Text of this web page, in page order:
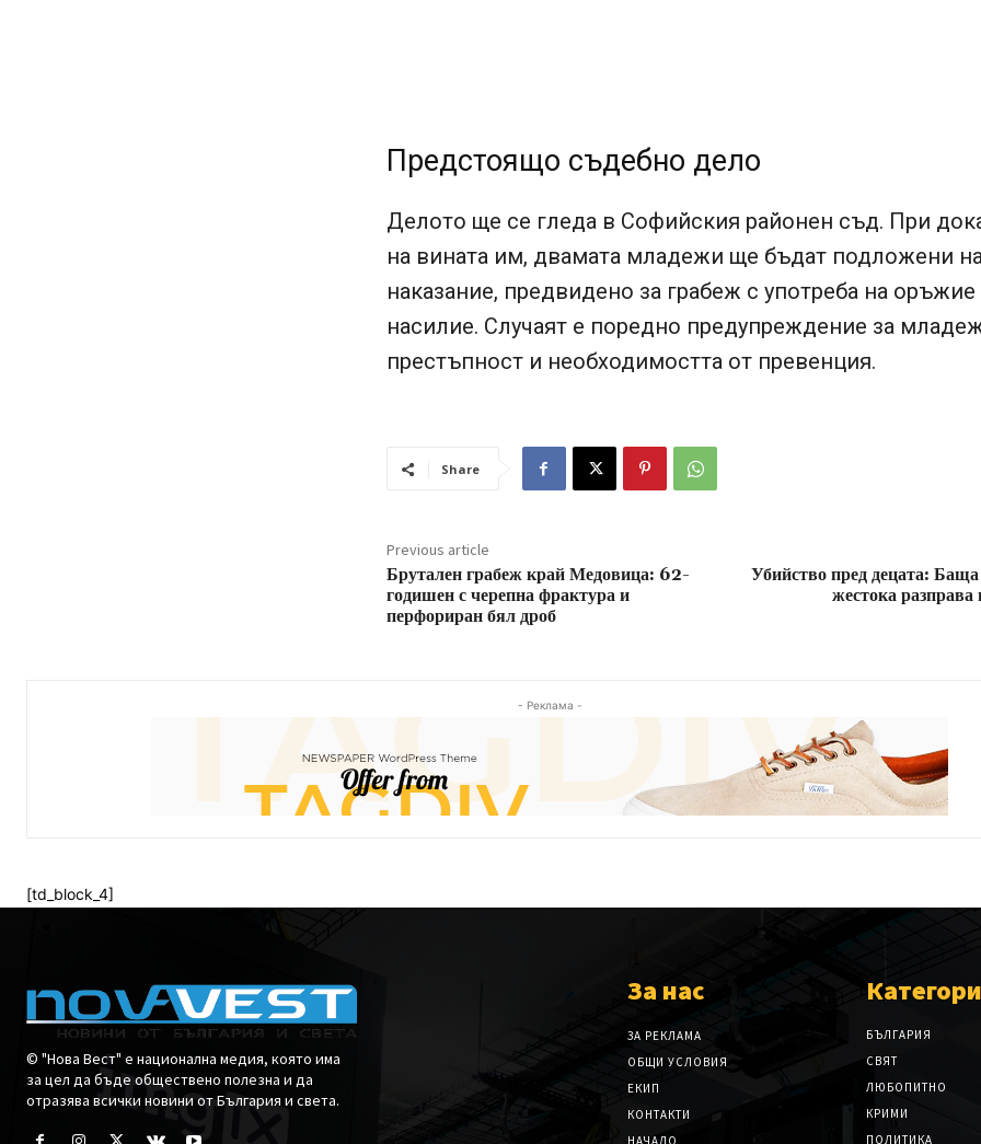
Предстоящо съдебно дело
Делото ще се гледа в Софийския районен съд. При
на вината им, двамата младежи ще бъдат подложени
наказание, предвидено за грабеж с употреба на оръжие
насилие. Случаят е поредно предупреждение за
престъпност и необходимостта от превенция.
Share
Previous article
Брутален грабеж край Медовица: 62-
годишен с черепна фрактура и
перфориран бял дроб
Убийство пред децата: Баща
жестока
- Реклама -
[td_block_4]
© "Нова Вест" е национална медия, която има
за цел да бъде обществено полезна и да
отразява всички новини от България и света.
За нас
ЗА РЕКЛАМА
ОБЩИ УСЛОВИЯ
ЕКИП
КОНТАКТИ
НАЧАЛО
БЪЛГАРИЯ
СВЯТ
ЛЮБОПИТНО
КРИМИ
ПОЛИТИКА